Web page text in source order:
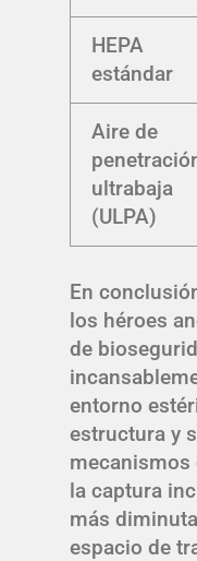
HEPA
estándar
Aire de
ultrabaja
(ULPA)
En
los héroes
de
entorno
estructura y
la captura
más
espacio de